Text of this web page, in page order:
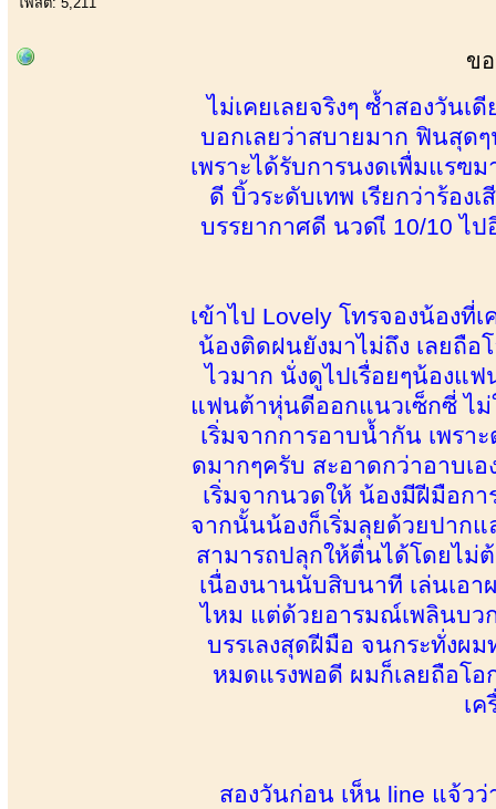
ข
ไม่เคยเลยจริงๆ ซ้ำสองวัน
บอกเลยว่าสบายมาก ฟินสุด
เพราะได้รับการนงดเพื่มแรฃม
ดี บิ้วระดับเทพ เรียกว่าร้อง
บรรยากาศดี นวดเี 10/10 ไ
เข้าไป Lovely โทรจองน้องที่
น้องติดฝนยังมาไม่ถึง เลยถือ
ไวมาก นั่งดูไปเรื่อยๆน้องแ
แฟนต้าหุ่นดีออกแนวเซ็กซี่ ไม่
เริ่มจากการอาบน้ำกัน เพรา
ดมากๆครับ สะอาดกว่าอาบเ
เริ่มจากนวดให้ น้องมีฝีมือก
จากนั้นน้องก็เริ่มลุยด้วยปาก
สามารถปลุกให้ตื่นได้โดยไม่
เนื่องนานนับสิบนาที เล่นเอา
ไหม แต่ด้วยอารมณ์เพลินบว
บรรเลงสุดฝีมือ จนกระทั่งผ
หมดแรงพอดี ผมก็เลยถือโ
เ
สองวันก่อน เห็น line แจ้ว